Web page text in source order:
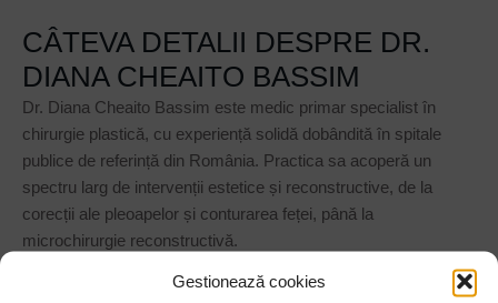
Gestionează cookies
CÂTEVA DETALII DESPRE DR.
DIANA CHEAITO BASSIM
Dr. Diana Cheaito Bassim este medic primar specialist în
chirurgie plastică, cu experiență solidă dobândită în spitale
publice de referință din România. Practica sa acoperă un
spectru larg de intervenții estetice și reconstructive, de la
corecții ale pleoapelor și conturarea feței, până la
microchirurgie reconstructivă.
Pacienții o apreciază pentru atenția la detalii, comunicarea